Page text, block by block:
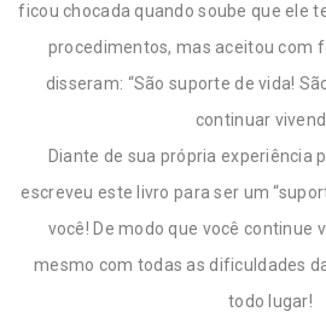
ficou chocada quando soube que ele
procedimentos, mas aceitou com
disseram: “São suporte de vida!
continuar
Diante de sua própria experiência
escreveu este livro para ser um
você! De modo que você continue
mesmo com todas as dificuldades
todo lugar!